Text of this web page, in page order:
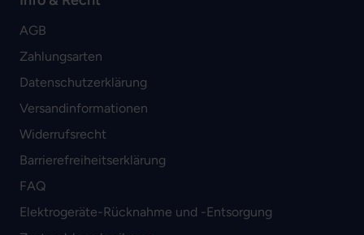
AGB
Zahlungsarten
Datenschutzerklärung
Versandinformationen
Widerrufsrecht
Barrierefreiheitserklärung
FAQ
Elektrogeräte-Rücknahme und -Entsorgung